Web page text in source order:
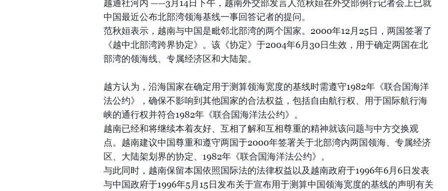
越通社河内 ——3月14日下午，越南外交部发言人范秋姮在外交部例行记者会上已就
中国最近公布北部湾领海基线一事回答记者的提问。
范秋姮表示，越南与中国是毗邻北部湾的两个国家。2000年12月25日，两国签署了
《越中北部湾跨界协定》。该《协定》于2004年6月30日生效，用于确定两国在北
部湾的领海线、专属经济区和大陆架。
越方认为，沿海国家在确定用于测算领海宽度的基线时需遵守1982年《联合国海洋
法公约》，确保不影响到其他国家的合法权益，包括自由航行权、用于国际航行海
峡的通行权并符合1982年《联合国海洋法公约》。
越南已经和将继续本着友好、互相了解和互相尊重的精神就该问题与中方交换观
点。越南建议中国尊重和遵守两国于2000年签署关于北部湾内两国领海、专属经济
区、大陆架划界的协定、1982年《联合国海洋法公约》。
与此同时，越南保留本国依照国际法的法律权益以及越南政府于1996年6月6日发表
与中国政府于1996年5月15日发布关于宣布用于测算中国领海宽度的基线的声明有关